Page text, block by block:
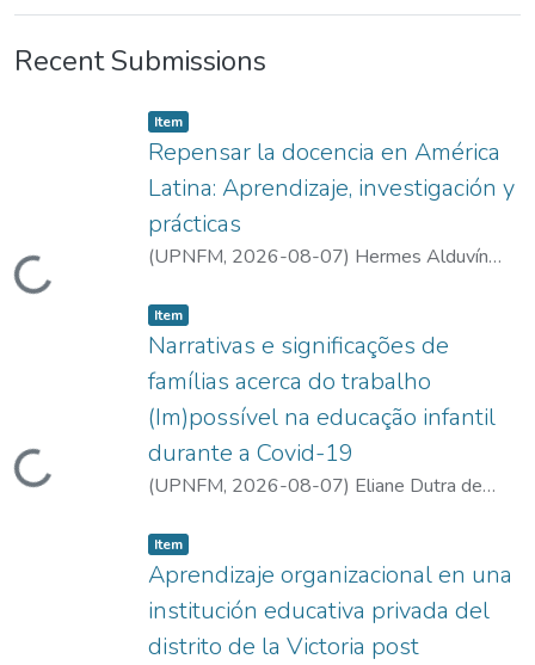
Recent Submissions
Loading...
Item type:
Item ,
Repensar la docencia en América
Latina: Aprendizaje, investigación y
prácticas
(UPNFM, 2026-08-07) Hermes Alduvín
José Renda Vitorino
Loading...
Item type:
Item ,
Narrativas e significações de
famílias acerca do trabalho
(Im)possível na educação infantil
durante a Covid-19
(UPNFM, 2026-08-07) Eliane Dutra de
Item type:
Item ,
Aprendizaje organizacional en una
institución educativa privada del
distrito de la Victoria post